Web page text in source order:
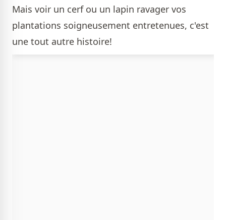
Mais voir un cerf ou un lapin ravager vos
plantations soigneusement entretenues, c'est
une tout autre histoire!